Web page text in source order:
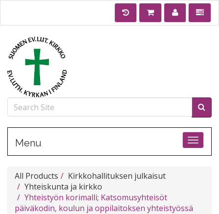
Menu
All Products
Kirkkohallituksen julkaisut
Yhteiskunta ja kirkko
Yhteistyön korimalli; Katsomusyhteisöt
päiväkodin, koulun ja oppilaitoksen yhteistyössä